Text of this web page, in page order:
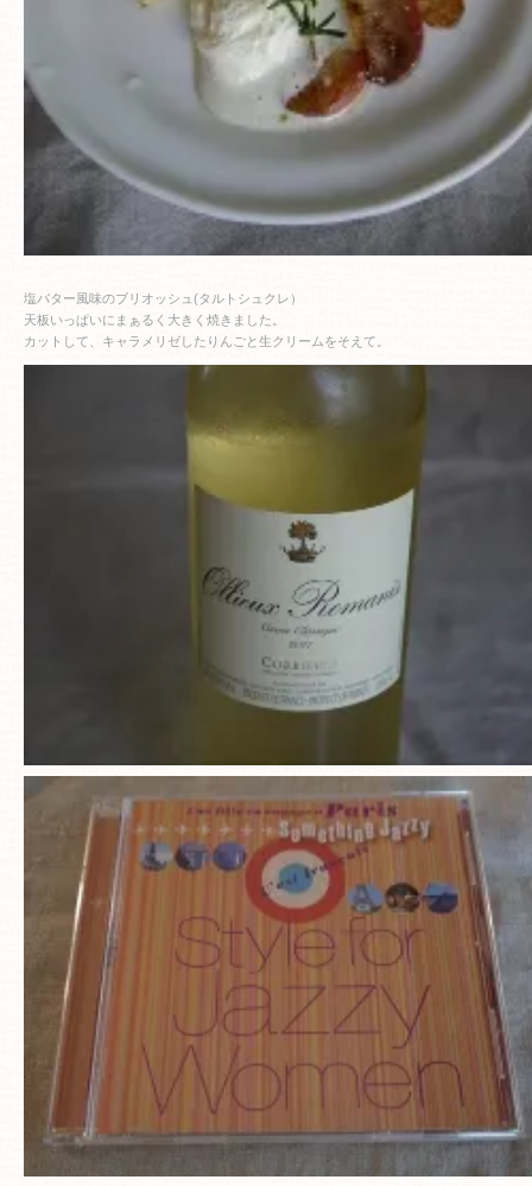
塩バター風味のブリオッシュ(タルトシュクレ）
天板いっぱいにまぁるく大きく焼きました。
カットして、キャラメリゼしたりんごと生クリームをそえて。